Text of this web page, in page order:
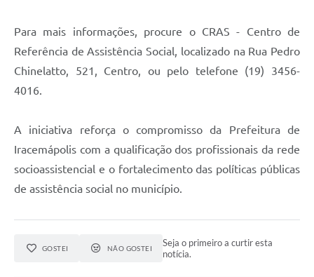
Para mais informações, procure o CRAS - Centro de
Referência de Assistência Social, localizado na Rua Pedro
Chinelatto, 521, Centro, ou pelo telefone (19) 3456-
4016.
A iniciativa reforça o compromisso da Prefeitura de
Iracemápolis com a qualificação dos profissionais da rede
socioassistencial e o fortalecimento das políticas públicas
de assistência social no município.
GOSTEI NÃO GOSTEI
Seja o primeiro a curtir esta
notícia.